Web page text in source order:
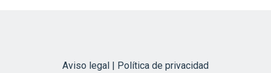
Aviso legal | Política de privacidad